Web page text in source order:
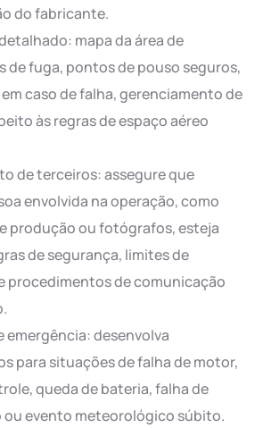
do fabricante.
mapa da área de
de fuga, pontos de pouso seguros,
caso de falha, gerenciamento de
às regras de espaço aéreo
de terceiros: assegure que
envolvida na operação, como
produção ou fotógrafos, esteja
de segurança, limites de
procedimentos de comunicação
emergência: desenvolva
para situações de falha de motor,
queda de bateria, falha de
evento meteorológico súbito.